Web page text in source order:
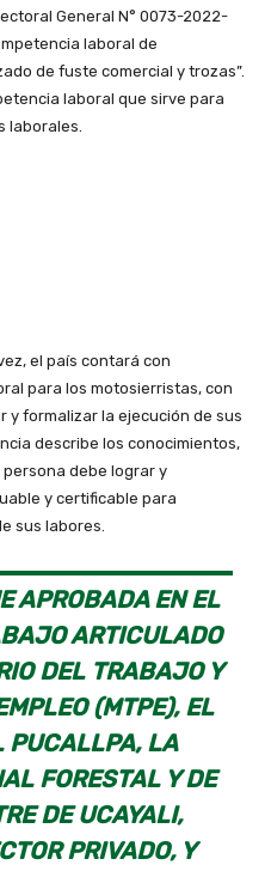
General N° 0073-2022-
laboral de
de fuste comercial y trozas”.
laboral que sirve para
laborales.
el país contará con
para los motosierristas, con
y formalizar la ejecución de sus
describe los conocimientos,
debe lograr y
y certificable para
sus labores.
APROBADA EN EL
ARTICULADO
DEL TRABAJO Y
(MTPE), EL
PUCALLPA, LA
FORESTAL Y DE
DE UCAYALI,
PRIVADO, Y